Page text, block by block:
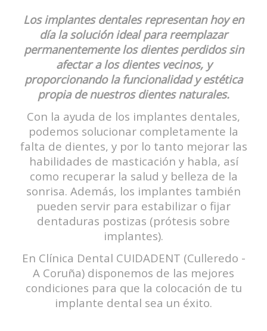
Los implantes dentales representan hoy en
día la solución ideal para reemplazar
permanentemente los dientes perdidos sin
afectar a los dientes vecinos, y
proporcionando la funcionalidad y estética
propia de nuestros dientes naturales.
Con la ayuda de los implantes dentales,
podemos solucionar completamente la
falta de dientes, y por lo tanto mejorar las
habilidades de masticación y habla, así
como recuperar la salud y belleza de la
sonrisa. Además, los implantes también
pueden servir para estabilizar o fijar
dentaduras postizas (prótesis sobre
implantes).
En Clínica Dental CUIDADENT (Culleredo -
A Coruña) disponemos de las mejores
condiciones para que la colocación de tu
implante dental sea un éxito.